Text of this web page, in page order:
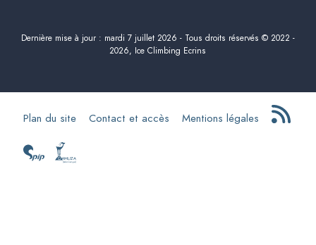
Dernière mise à jour : mardi 7 juillet 2026 - Tous droits réservés © 2022 -
2026, Ice Climbing Ecrins
Plan du site Contact et accès Mentions légales